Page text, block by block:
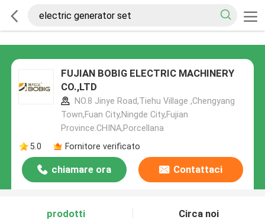
FUJIAN BOBIG ELECTRIC MACHINERY
CO.,LTD
NO.8 Jinye Road,Tiehu Village ,Chengyang
Town,Fuan City,Ningde City,Fujian
Province.CHINA,Porcellana
5.0
Fornitore verificato
chiamare ora Contattaci
prodotti Circa noi